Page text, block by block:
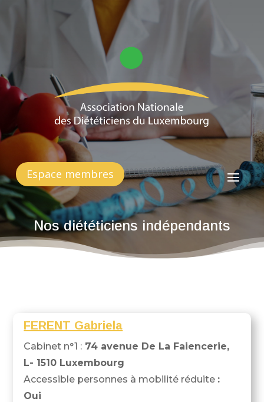
Espace membres
Nos diététiciens indépendants
FERENT Gabriela
Cabinet n°1 : 74 avenue De La Faiencerie,
L- 1510 Luxembourg
Accessible personnes à mobilité réduite :
Oui